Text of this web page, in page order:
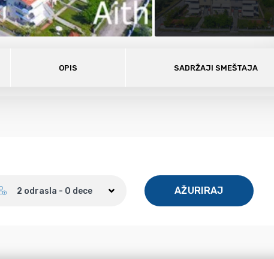
OPIS SADRŽAJI SMEŠTAJA
2 odrasla - 0 dece AŽURIRAJ